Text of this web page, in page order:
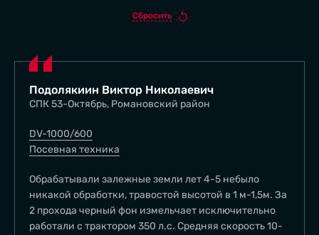
Сбросить
Подолякиин Виктор Николаевич
СПК 53-Октябрь, Романовский район
DV-1000/600
Посевная техника
Обрабатывали залежные земли лет 4-5 небыло
никакой обработки, травостой высотой в 1 м-1,5м. За
2 прохода черный фон измельчает исключительно
работали с трактором 350 л.с. Средняя скорость 10-